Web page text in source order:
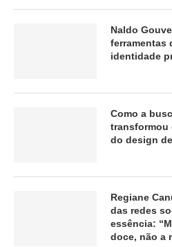
Naldo
ferramentas
identidade
Como a
transformou
do design
Regiane
das redes
essência:
doce, não a